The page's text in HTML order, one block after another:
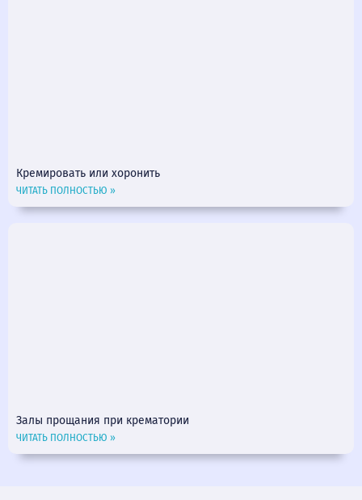
Кремировать или хоронить
ЧИТАТЬ ПОЛНОСТЬЮ »
Залы прощания при крематории
ЧИТАТЬ ПОЛНОСТЬЮ »